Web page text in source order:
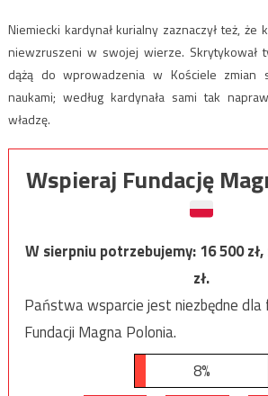
Niemiecki kardynał kurialny zaznaczył też, że
niewzruszeni w swojej wierze. Skrytykował
dążą do wprowadzenia w Kościele zmian
naukami; według kardynała sami tak
władzę.
Wspieraj Fundację
W sierpniu potrzebujemy:16 500
zł.
Państwa wsparcie jest niezbędne dla
Fundacji Magna Polonia.
8%